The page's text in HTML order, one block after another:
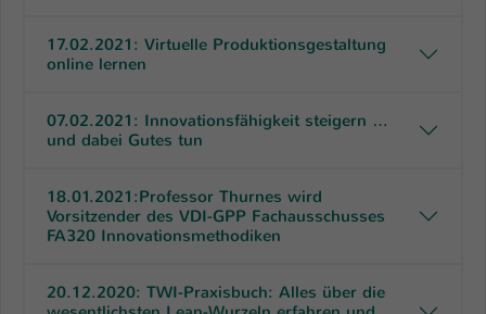
17.02.2021: Virtuelle Produktionsgestaltung
online lernen
07.02.2021: Innovationsfähigkeit steigern …
und dabei Gutes tun
18.01.2021:Professor Thurnes wird
Vorsitzender des VDI-GPP Fachausschusses
FA320 Innovationsmethodiken
20.12.2020: TWI-Praxisbuch: Alles über die